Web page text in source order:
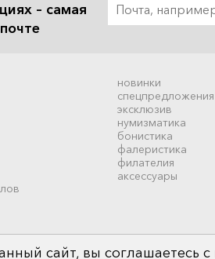
– самая
новинки
спецпредложения
эксклюзив
нумизматика
бонистика
фалеристика
филателия
аксессуары
сайт, вы соглашаетесь